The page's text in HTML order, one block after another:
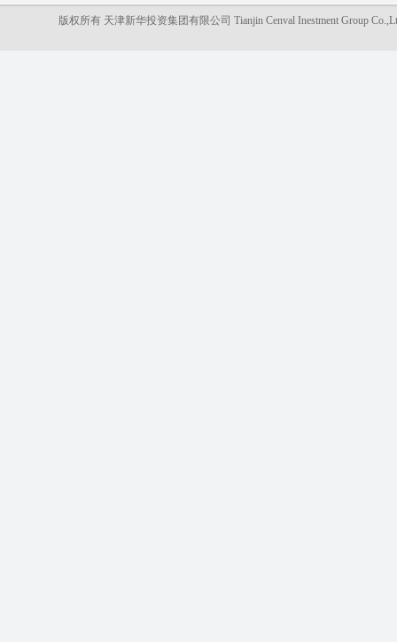
版权所有 天津新华投资集团有限公司 Tianjin Cenval Inestment Group